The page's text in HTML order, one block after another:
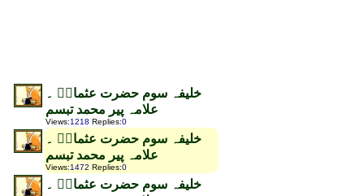
خلیفہ سوم حضرت عثمانؓ ۔
علامہ پیر محمد تبسم
Views:1218 Replies:0
خلیفہ سوم حضرت عثمانؓ ۔
علامہ پیر محمد تبسم
Views:1472 Replies:0
خلیفہ سوم حضرت عثمانؓ ۔